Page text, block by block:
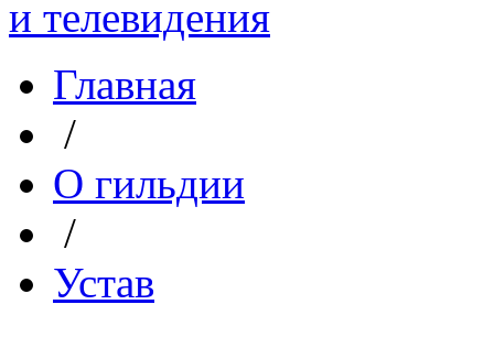
Главная
/
О гильдии
/
Устав